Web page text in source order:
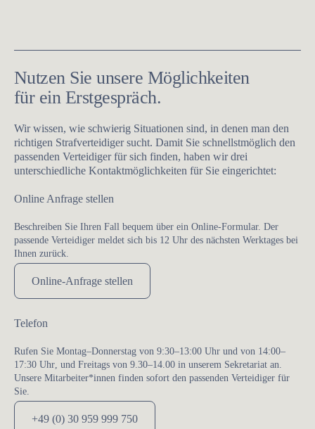
Nutzen Sie unsere Möglichkeiten
für ein Erstgespräch.
Wir wissen, wie schwierig Situationen sind, in denen man den
richtigen Strafverteidiger sucht. Damit Sie schnellstmöglich den
passenden Verteidiger für sich finden, haben wir drei
unterschiedliche Kontaktmöglichkeiten für Sie eingerichtet:
Online Anfrage stellen
Beschreiben Sie Ihren Fall bequem über ein Online-Formular. Der
passende Verteidiger meldet sich bis 12 Uhr des nächsten Werktages bei
Ihnen zurück.
Online-Anfrage stellen
Telefon
Rufen Sie Montag–Donnerstag von 9:30–13:00 Uhr und von 14:00–
17:30 Uhr , und Freitags von 9.30–14.00 in unserem Sekretariat an.
Unsere Mitarbeiter*innen finden sofort den passenden Verteidiger für
Sie.
+49 (0) 30 959 999 750